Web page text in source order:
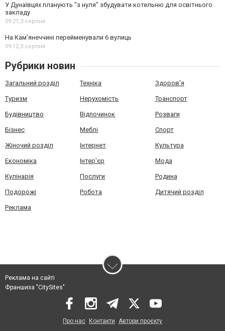
У Дунаївцях планують "з нуля" збудувати котельню для освітнього
закладу
09:21,3 серпня
На Камʼянеччині перейменували 6 вулиць
09:12,3 серпня
Рубрики новин
Загальний розділ Техніка Здоров'я
Туризм Нерухомість Транспорт
Будівництво Відпочинок Розваги
Бізнес Меблі Спорт
Жіночий розділ Інтернет Культура
Економіка Інтер'єр Мода
Кулінарія Послуги Родина
Подорожі Робота Дитячий розділ
Реклама
Реклама на сайті
Франшиза "CitySites"
Про нас Контакти Автори проєкту